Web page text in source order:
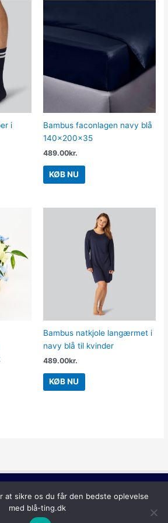
i
Bambus faconlagen navy blå
140x200x35
489.00kr.
KØB NU
Bambus natkjole langærmet i
navy blå til kvinder
489.00kr.
KØB NU
© 2026
Blå Ting
at sikre os du får den bedste oplevelse
med blå-ting.dk